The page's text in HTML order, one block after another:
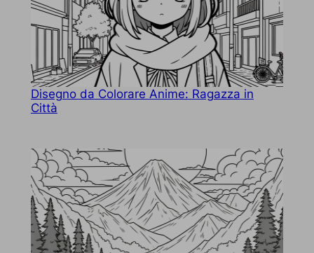
Disegno da Colorare Anime: Ragazza in
Città